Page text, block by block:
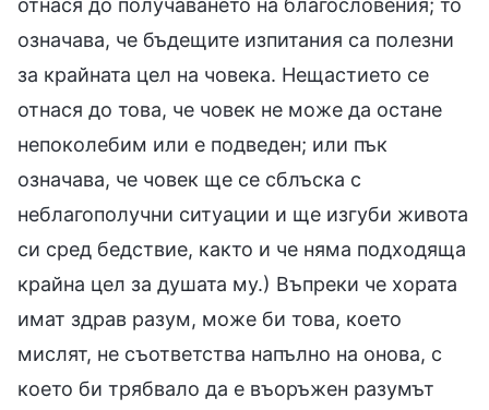
означава, че бъдещите изпитания са полезни
за крайната цел на човека. Нещастието се
отнася до това, че човек не може да остане
непоколебим или е подведен; или пък
означава, че човек ще се сблъска с
неблагополучни ситуации и ще изгуби живота
си сред бедствие, както и че няма подходяща
крайна цел за душата му.) Въпреки че хората
имат здрав разум, може би това, което
мислят, не съответства напълно на онова, с
което би трябвало да е въоръжен разумът